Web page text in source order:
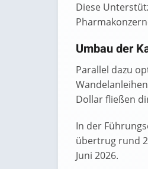
Diese
Umbau der
Parallel dazu
Dollar fließen
In der
übertrug rund
Juni 2026.